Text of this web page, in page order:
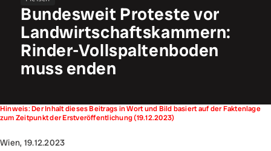
Bundesweit Proteste vor
Landwirtschaftskammern:
Rinder-Vollspaltenboden
muss enden
Hinweis: Der Inhalt dieses Beitrags in Wort und Bild basiert auf der Faktenlage
zum Zeitpunkt der Erstveröffentlichung (19.12.2023)
Wien, 19.12.2023